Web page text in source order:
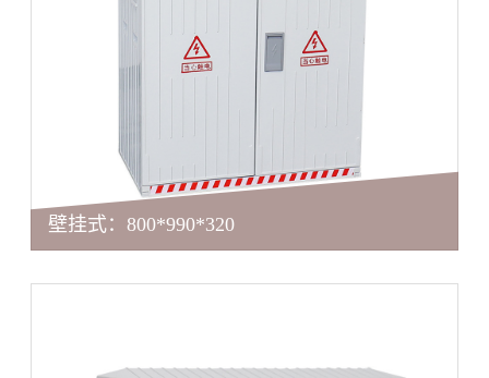
壁挂式：800*990*320